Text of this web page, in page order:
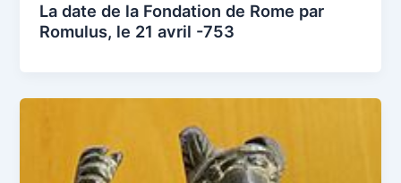
La date de la Fondation de Rome par
Romulus, le 21 avril -753